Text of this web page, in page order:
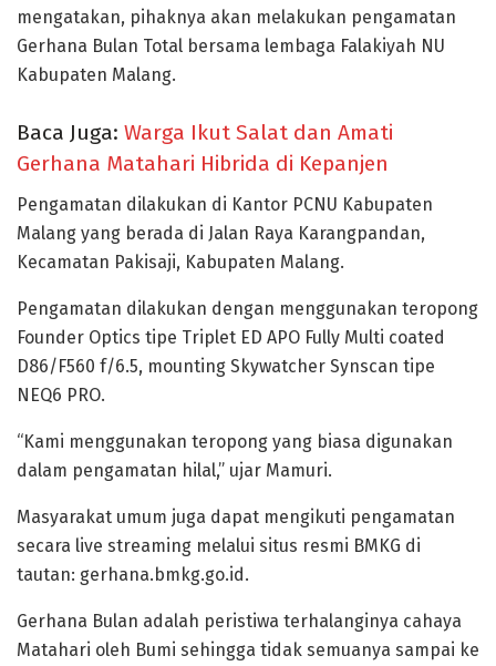
mengatakan, pihaknya akan melakukan pengamatan
Gerhana Bulan Total bersama lembaga Falakiyah NU
Kabupaten Malang.
Baca Juga: Warga Ikut Salat dan Amati
Gerhana Matahari Hibrida di Kepanjen
Pengamatan dilakukan di Kantor PCNU Kabupaten
Malang yang berada di Jalan Raya Karangpandan,
Kecamatan Pakisaji, Kabupaten Malang.
Pengamatan dilakukan dengan menggunakan teropong
Founder Optics tipe Triplet ED APO Fully Multi coated
D86/F560 f/6.5, mounting Skywatcher Synscan tipe
NEQ6 PRO.
“Kami menggunakan teropong yang biasa digunakan
dalam pengamatan hilal,” ujar Mamuri.
Masyarakat umum juga dapat mengikuti pengamatan
secara live streaming melalui situs resmi BMKG di
tautan: gerhana.bmkg.go.id.
Gerhana Bulan adalah peristiwa terhalanginya cahaya
Matahari oleh Bumi sehingga tidak semuanya sampai ke